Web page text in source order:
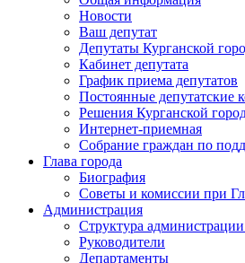
Новости
Ваш депутат
Депутаты Курганской
Кабинет депутата
График приема депутатов
Постоянные депутатские
Решения Курганской
Интернет-приемная
Собрание граждан по
Глава города
Биография
Советы и комиссии при
Администрация
Структура администрации
Руководители
Департаменты